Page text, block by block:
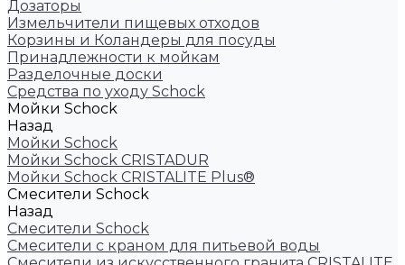
Дозаторы
Измельчители пищевых отходов
Корзины и Коландеры для посуды
Принадлежности к мойкам
Разделочные доски
Средства по уходу Schock
Мойки Schock
Назад
Мойки Schock
Мойки Schock CRISTADUR
Мойки Schock CRISTALITE Plus®
Смесители Schock
Назад
Смесители Schock
Cмесители с краном для питьевой воды